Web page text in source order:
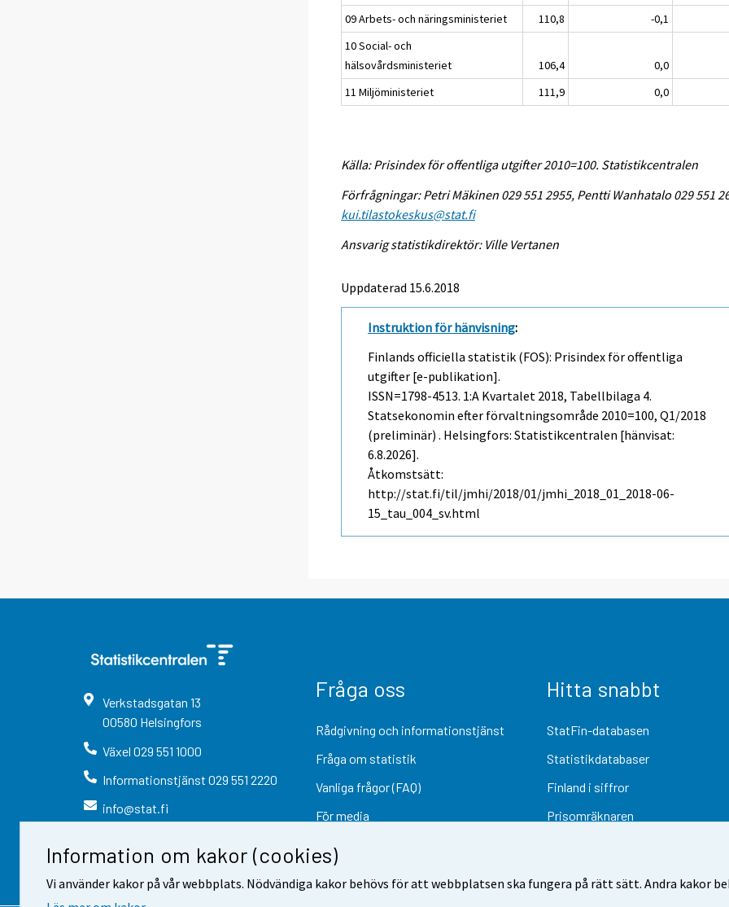
Information om kakor (cookies)
Vi använder kakor på vår webbplats. Nödvändiga kakor behövs för att webbplatsen ska fungera på rätt sätt. Andra kakor
09 Arbets- och näringsministeriet
110,8
-0,1
10 Social- och
hälsovårdsministeriet
106,4
0,0
11 Miljöministeriet
111,9 0,0
Källa: Prisindex för offentliga utgifter 2010=100. Statistikcentralen
Förfrågningar: Petri Mäkinen 029 551 2955, Pentti Wanhatalo 029 551
kui.tilastokeskus@stat.fi
Ansvarig statistikdirektör: Ville Vertanen
Uppdaterad 15.6.2018
Instruktion för hänvisning:
Finlands officiella statistik (FOS): Prisindex för offentliga
utgifter [e-publikation].
ISSN=1798-4513. 1:a Kvartalet 2018, Tabellbilaga 4.
Statsekonomin efter förvaltningsområde 2010=100, Q1/2018
(preliminär) . Helsingfors: Statistikcentralen [hänvisat:
6.8.2026].
Åtkomstsätt:
http://stat.fi/til/jmhi/2018/01/jmhi_2018_01_2018-06-
15_tau_004_sv.html
Verkstadsgatan 13
00580 Helsingfors
Växel 029 551 1000
Informationstjänst 029 551 2220
info@stat.fi
Fråga oss
Rådgivning och informationstjänst
Fråga om statistik
Vanliga frågor (FAQ)
För media
Hitta snabbt
StatFin-databasen
Statistikdatabaser
Finland i siffror
Prisomräknaren